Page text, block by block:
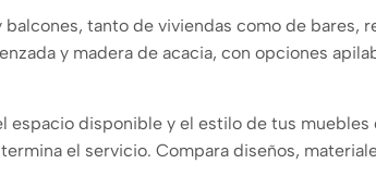
tanto de viviendas como de bares,
y madera de acacia, con opciones
espacio disponible y el estilo de tus
el servicio. Compara diseños,